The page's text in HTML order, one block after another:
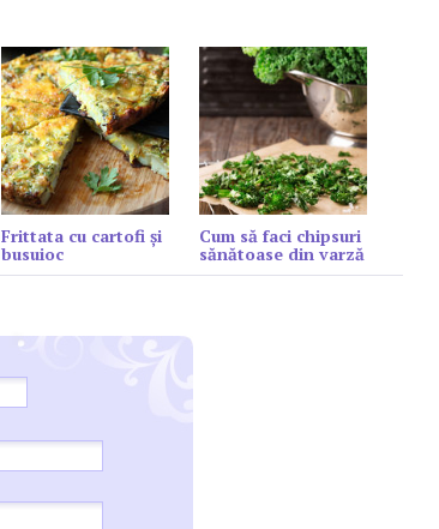
Frittata cu cartofi și
busuioc
Cum să faci chipsuri
sănătoase din varză